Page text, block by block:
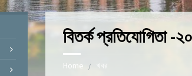
বিতর্ক প্রতিযোগিতা -
Home খবর